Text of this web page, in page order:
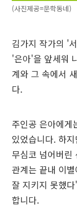
(사진제공=문학동네)
김가지 작가의 '
'은아'을 앞세워
계와 그 속에서
다.
주인공 은아에게
있었습니다. 하
무심코 넘어버린
관계는 끝내 이
잘 지키지 못했
합니다.